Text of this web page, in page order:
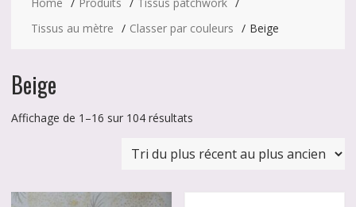
Tissus au mètre
Classer par couleurs Beige
Beige
Affichage de 1–16 sur 104 résultatsTrié
plus